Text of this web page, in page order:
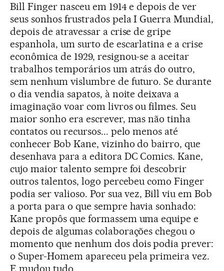
Bill Finger nasceu em 1914 e depois de ver
seus sonhos frustrados pela I Guerra Mundial,
depois de atravessar a crise de gripe
espanhola, um surto de escarlatina e a crise
econômica de 1929, resignou-se a aceitar
trabalhos temporários um atrás do outro,
sem nenhum vislumbre de futuro. Se durante
o dia vendia sapatos, à noite deixava a
imaginação voar com livros ou filmes. Seu
maior sonho era escrever, mas não tinha
contatos ou recursos... pelo menos até
conhecer Bob Kane, vizinho do bairro, que
desenhava para a editora DC Comics. Kane,
cujo maior talento sempre foi descobrir
outros talentos, logo percebeu como Finger
podia ser valioso. Por sua vez, Bill viu em Bob
a porta para o que sempre havia sonhado:
Kane propôs que formassem uma equipe e
depois de algumas colaborações chegou o
momento que nenhum dos dois podia prever:
o Super-Homem apareceu pela primeira vez.